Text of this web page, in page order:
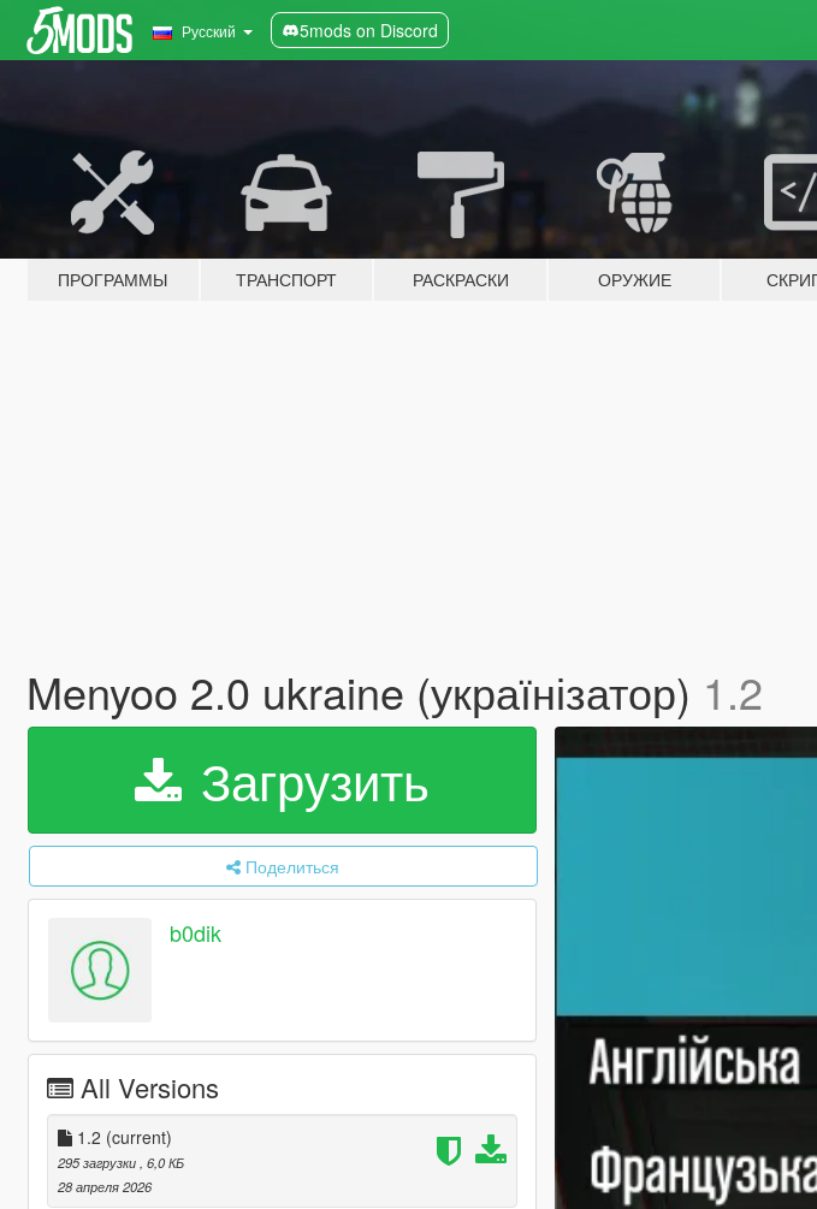
Русский 5mods on Discord
ПРОГРАММЫ ТРАНСПОРТ РАСКРАСКИ ОРУЖИЕ
Menyoo 2.0 ukraine (українізатор) 1.2
Загрузить
Поделиться
b0dik
All Versions
1.2 (current)
295 загрузки , 6,0 КБ
28 апреля 2026